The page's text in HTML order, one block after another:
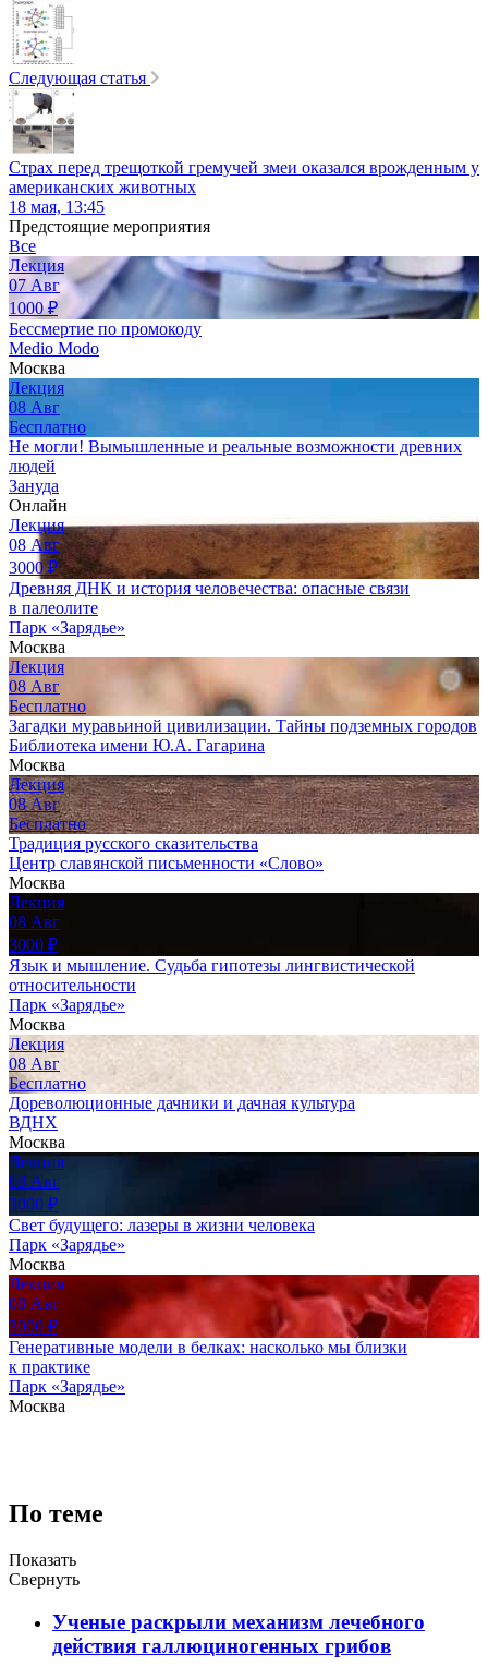
Следующая статья
Страх перед трещоткой гремучей змеи оказался врожденным у
американских животных
18 мая, 13:45
Предстоящие мероприятия
Все
Лекция
07 Авг
1000₽
Бессмертие по промокоду
Medio Modo
Москва
Лекция
08 Авг
Бесплатно
Не могли! Вымышленные и реальные возможности древних
людей
Зануда
Онлайн
Лекция
08 Авг
3000₽
Древняя ДНК и история человечества: опасные связи
в палеолите
Парк «Зарядье»
Москва
Лекция
08 Авг
Бесплатно
Загадки муравьиной цивилизации. Тайны подземных городов
Библиотека имени Ю.А. Гагарина
Москва
Лекция
08 Авг
Бесплатно
Традиция русского сказительства
Центр славянской письменности «Слово»
Москва
Лекция
08 Авг
3000 ₽
Язык и мышление. Судьба гипотезы лингвистической
относительности
Парк «Зарядье»
Москва
Лекция
08 Авг
Бесплатно
Дореволюционные дачники и дачная культура
ВДНХ
Москва
Лекция
08 Авг
3000 ₽
Свет будущего: лазеры в жизни человека
Парк «Зарядье»
Москва
Лекция
08 Авг
3000 ₽
Генеративные модели в белках: насколько мы близки
к практике
Парк «Зарядье»
Москва
По теме
Показать
Свернуть
Ученые раскрыли механизм лечебного
действия галлюциногенных грибов